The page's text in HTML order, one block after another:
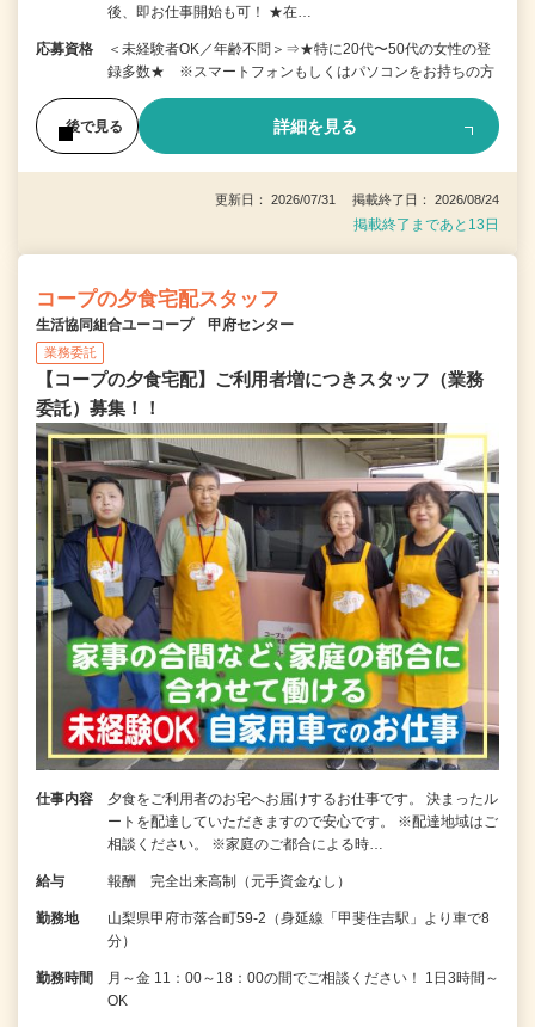
後、即お仕事開始も可！ ★在…
応募資格
＜未経験者OK／年齢不問＞⇒★特に20代〜50代の女性の登
録多数★ ※スマートフォンもしくはパソコンをお持ちの方
後で見る 詳細を見る
更新日： 2026/07/31 掲載終了日： 2026/08/24
掲載終了まであと13日
コープの夕食宅配スタッフ
生活協同組合ユーコープ 甲府センター
業務委託
【コープの夕食宅配】ご利用者増につきスタッフ（業務
委託）募集！！
仕事内容
夕食をご利用者のお宅へお届けするお仕事です。 決まったル
ートを配達していただきますので安心です。 ※配達地域はご
相談ください。 ※家庭のご都合による時…
給与 報酬 完全出来高制（元手資金なし）
勤務地
山梨県甲府市落合町59-2（身延線「甲斐住吉駅」より車で8
分）
勤務時間
月～金 11：00～18：00の間でご相談ください！ 1日3時間～
OK